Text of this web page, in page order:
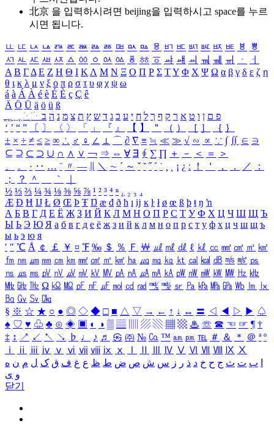
北京 을 입력하시려면 beijing을 입력하시고 space를 누르
시면 됩니다.
ㅥ ㅦ ㅧ ㅨ ㅩ ㅪ ㅫ ㅬ ㅭ ㅮ ㅯ ㅰ ㅱ ㅲ ㅳ ㅴ ㅵ ㅶ ㅷ ㅸ
ㅹ
ㅺ ㅻ ㅼ ㅽ ㅾ ㅿ ㆀ ㆁ ㆂ ㆃ ㆄ ㆅ ㆆ ㆇ ㆈ ㆉ ㆊ ㆋ ㆌ ㆍ
ㆎ
Α Β ΓΔ Ε Ζ Η Θ Ι ΚΛ Μ Ν Ξ Ο Π Ρ Σ ΤΥ Φ Χ Ψ Ω α β γ δ ε ζ η
θ ι κ λ μ ν ξ ο π ρ σ τ υ φ χ ψ ω
á à Á À é è É È ç Ç ê
Ä Ö Ü ä ö ü ß
ִֶֹ ֻּ ׁׂ פ ם ן ו ט א ר ק ף ך ל ח י ע כ ג ד ש ץ ת צ מ נ ה ב
‘ ’ “ ” 〔 〕 〈 〉 「 」 『 』 【 】 ＂ （ ） ［ ］ ｛ ｝
± × ÷ ≠ ≤ ≥ ∞ ∴ ♂ ♀ ∠ ⊥ ⌒ ∂ ∇ ≡ ≒ ≪ ≫ √ ∽ ∝ ∵ ∫ ∬ ∈ ∋
⊆ ⊇ ⊂ ⊃ ∪ ∩ ∧ ∨ ￢ ⇒ ⇔ ∀ ∃ ∮ ∑ ∏ ＋ － ＜ ＝
＞
、
。 · ‥ … ¨ 〃 ― ＼ ∼ ´ ～ ˇ ˘ ˝ ˚ ˙ ¸ ¡ ¿ ː ！ ＇ ， ． ／
：
；
？ ＾ ｀
½ ⅓ ⅔ ¼ ¾ ⅛ ⅜ ⅝ ⅞ ¹ ² ³ ⁴ ⁿ ₁ ₂ ₃ ₄
Æ Ð Ħ Ĳ Ł Ø Œ Þ Ŧ Ŋ æ đ ð ħ ı ĳ ĸ ŀ ł ø œ ß þ ŧ ŋ ŉ
А Б В Г Д Е Ё Ж З И Й К Л М Н О П Р С Т У Ф Х Ц Ч Ш Щ Ъ
Ы Ь Э Ю Я а б в г д е ё ж з и й к л м н о п р с т у ф х ц ч ш щ ъ
ы ь э ю я
′ ″ ℃ Å ￠ ￡ ￥ ¤ ℉ ‰ ＄ ％ Ｆ ￦ ㎕ ㎖ ㎗ ℓ ㎘ ㏄ ㎣ ㎤ ㎥ ㎦
㎙ ㎚ ㎛ ㎜ ㎝ ㎞ ㎟ ㎠ ㎡ ㎢ ㏊ ㎍ ㎎ ㎏ ㏏ ㎈ ㎉ ㏈ ㎧ ㎨ ㎰
㎱ ㎲ ㎳ ㎴ ㎵ ㎶ ㎷ ㎸ ㎹ ㎀ ㎁ ㎂ ㎃ ㎄ ㎺ ㎻ ㎽ ㎾ ㎿ ㎐ ㎑
㎒ ㎓ ㎔ Ω ㏀ ㏁ ㎊ ㎋ ㎌ ㏖ ㏅ ㎭ ㎮ ㎯ ㏛ ㎩ ㎪ ㎫ ㎬ ㏝ ㏐
㏓
㏃ ㏉ ㏜ ㏆
§ ※ ☆ ★ ○ ● ◎ ◇ ◆ □ ■ △ ▽ → ← ↑ ↓ ↔ 〓 ◁ ◀ ▷ ▶ ♤
♠ ♡ ♥ ♧ ♣ ⊙ ◈ ▣ ◐ ◑ ▒ ▤ ▨ ▧ ▦ ▩ ♨ ☏ ☎ ☜ ☞ ¶ †
‡ ↕ ↗ ↙ ↖ ↘ ♭ ♩ ♪ ♬ ㉿ ㈜ № ㏇ ™ ㏂ ㏘ ℡ ＃ ＆ ＊ ＠ ª º
ⅰ
ⅱ ⅲ ⅳ ⅴ ⅵ ⅶ ⅷ ⅸ ⅹ Ⅳ Ⅴ Ⅵ Ⅶ Ⅷ Ⅸ Ⅹ
ب ت ث ج ح خ د ذ ر ز س ش ص ض ط ظ ع غ ف ق ک ل م ن ه
و ی
닫기